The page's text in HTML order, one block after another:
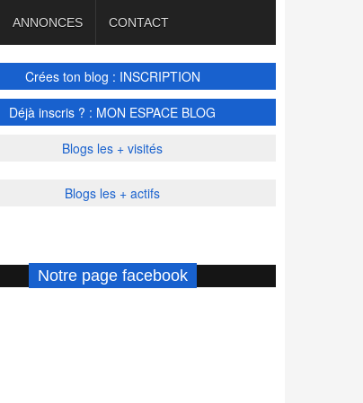
ANNONCES CONTACT
Crées ton blog : INSCRIPTION
Déjà inscris ? : MON ESPACE BLOG
Blogs les + visités
Blogs les + actifs
Notre page facebook